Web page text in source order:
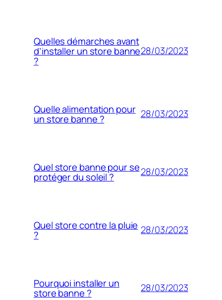
Quelles démarches avant
d’installer un store banne
?
28/03/2023
Quelle alimentation pour
un store banne ? 28/03/2023
Quel store banne pour se
protéger du soleil ? 28/03/2023
Quel store contre la pluie
? 28/03/2023
Pourquoi installer un
store banne ? 28/03/2023